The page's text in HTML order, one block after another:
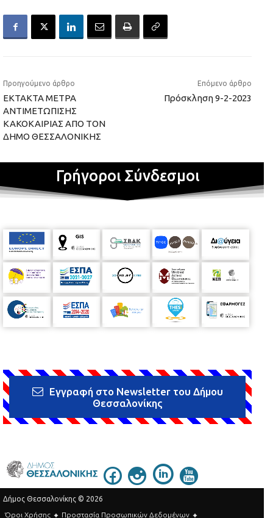
Προηγούμενο άρθρο
ΕΚΤΑΚΤΑ ΜΕΤΡΑ
ΑΝΤΙΜΕΤΩΠΙΣΗΣ
ΚΑΚΟΚΑΙΡΙΑΣ ΑΠΟ ΤΟΝ
ΔΗΜΟ ΘΕΣΣΑΛΟΝΙΚΗΣ
Επόμενο άρθρο
Πρόσκληση 9-2-2023
Γρήγοροι Σύνδεσμοι
Εγγραφή στο Newsletter του Δήμου
Θεσσαλονίκης
Δήμος Θεσσαλονίκης © 2026
Όροι Χρήσης
Προστασία Προσωπικών Δεδομένων